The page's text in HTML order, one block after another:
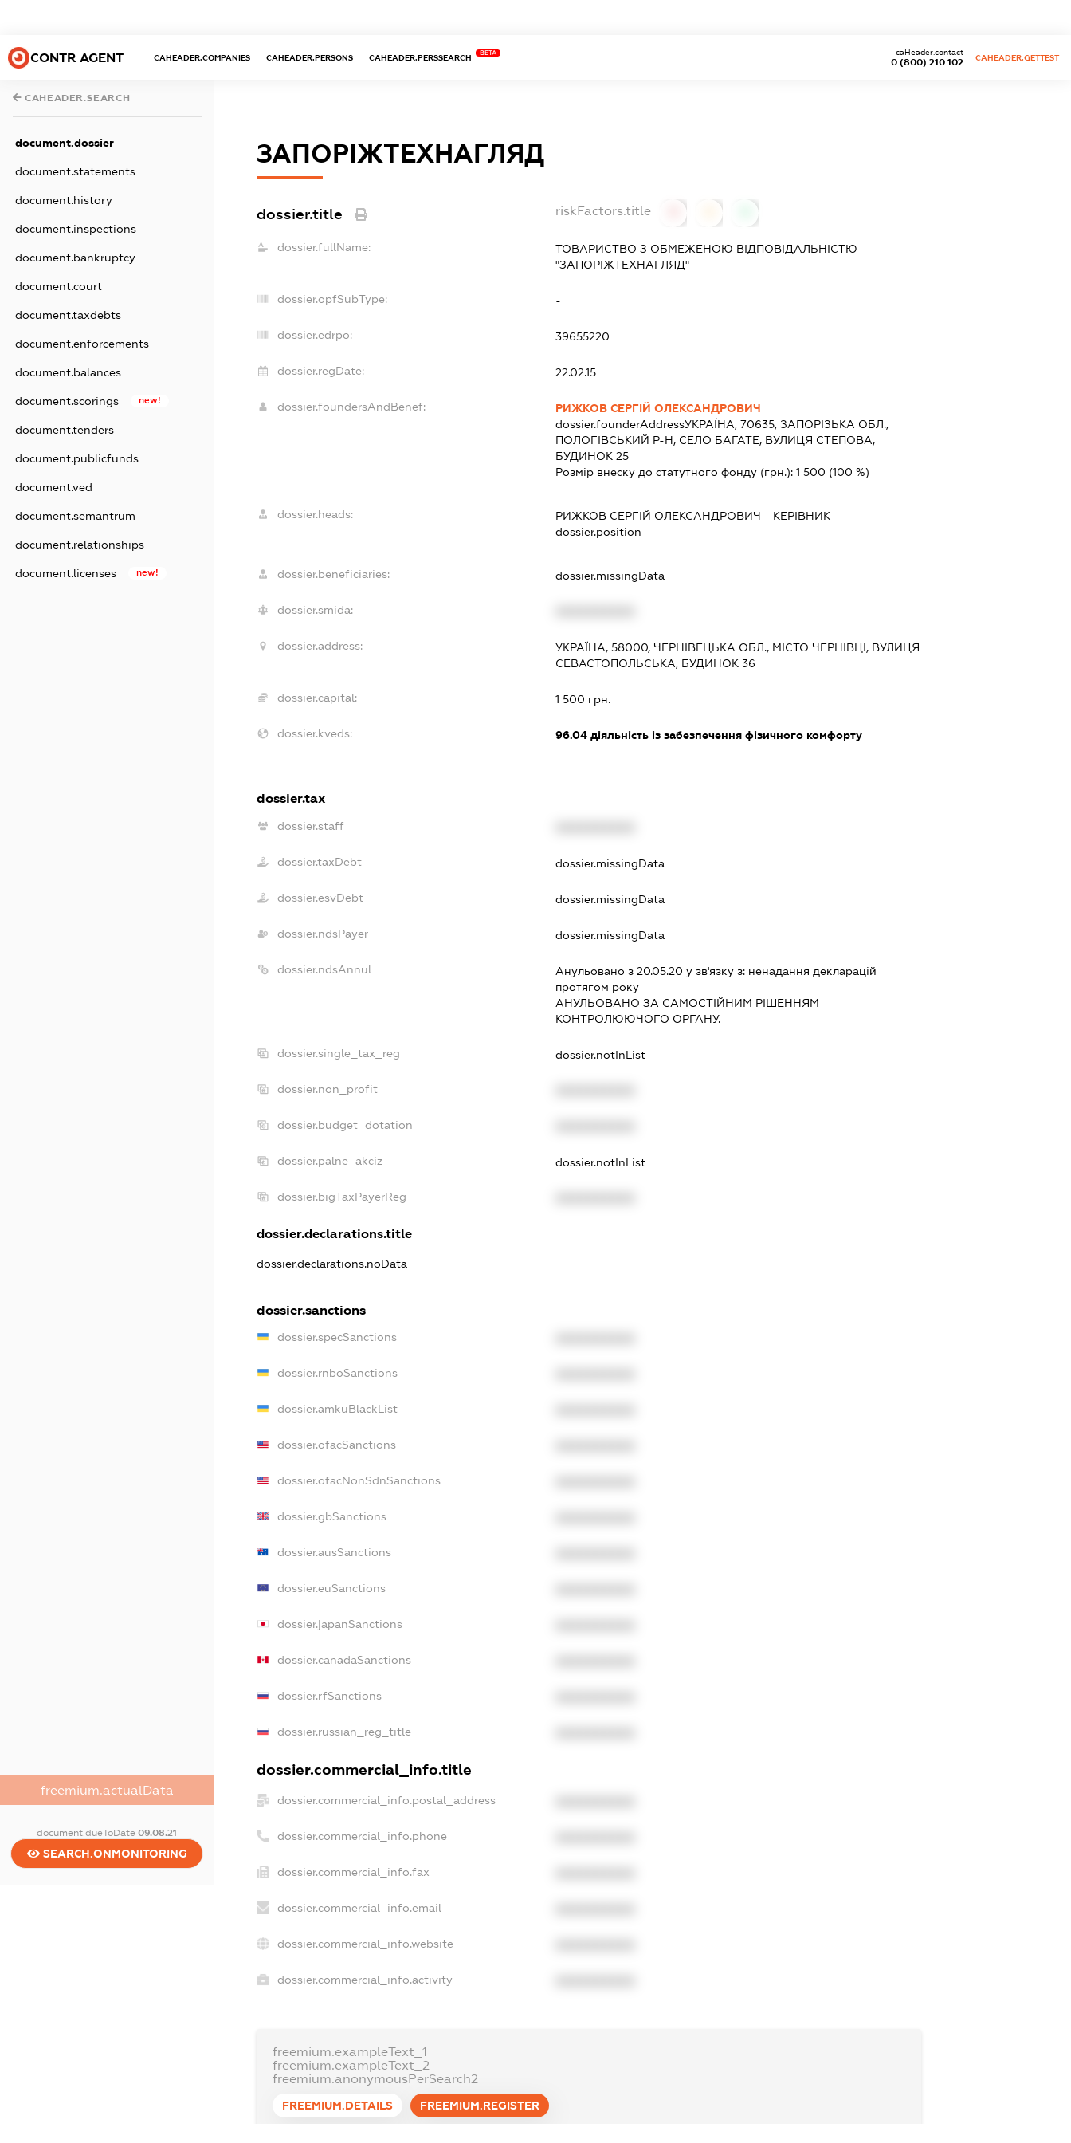
CONTR AGENT CAHEADER.COMPANIES CAHEADER.PERSONS CAHEADER.PERSSEARCH
BETA
0 (800) 210 102
caHeader.contact
CAHEADER.GETTEST
CAHEADER.SEARCH
document.dossier
document.statements
document.history
document.inspections
document.bankruptcy
document.court
document.taxdebts
document.enforcements
document.balances
document.scorings new!
document.tenders
document.publicfunds
document.ved
document.semantrum
document.relationships
document.licenses new!
freemium.actualData
document.dueToDate09.08.21
SEARCH.ONMONITORING
ЗАПОРІЖТЕХНАГЛЯД
dossier.title riskFactors.title
dossier.fullName:
ТОВАРИСТВО З ОБМЕЖЕНОЮ ВІДПОВІДАЛЬНІСТЮ
"ЗАПОРІЖТЕХНАГЛЯД"
dossier.opfSubType: -
dossier.edrpo: 39655220
dossier.regDate: 22.02.15
dossier.foundersAndBenef:
РИЖКОВ СЕРГІЙ ОЛЕКСАНДРОВИЧ
dossier.founderAddressУКРАЇНА, 70635, ЗАПОРІЗЬКА ОБЛ.,
ПОЛОГІВСЬКИЙ Р-Н, СЕЛО БАГАТЕ, ВУЛИЦЯ СТЕПОВА,
БУДИНОК 25
Розмір внеску до статутного фонду (грн.):1 500 (100 %)
dossier.heads: РИЖКОВ СЕРГІЙ ОЛЕКСАНДРОВИЧ - КЕРІВНИК
dossier.position -
dossier.beneficiaries: dossier.missingData
dossier.smida:
dossier.address:
УКРАЇНА, 58000, ЧЕРНІВЕЦЬКА ОБЛ., МІСТО ЧЕРНІВЦІ, ВУЛИЦЯ
СЕВАСТОПОЛЬСЬКА, БУДИНОК 36
dossier.capital: 1 500 грн.
dossier.kveds: 96.04 діяльність із забезпечення фізичного комфорту
dossier.tax
dossier.staff
dossier.taxDebt dossier.missingData
dossier.esvDebt dossier.missingData
dossier.ndsPayer dossier.missingData
dossier.ndsAnnul Анульовано з 20.05.20 у зв'язку з: ненадання декларацiй
протягом року
АНУЛЬОВАНО ЗА САМОСТIЙНИМ РIШЕННЯМ
КОНТРОЛЮЮЧОГО ОРГАНУ.
dossier.single_tax_reg dossier.notInList
dossier.non_profit
dossier.budget_dotation
dossier.palne_akciz dossier.notInList
dossier.bigTaxPayerReg
dossier.declarations.title
dossier.declarations.noData
dossier.sanctions
dossier.specSanctions
dossier.rnboSanctions
dossier.amkuBlackList
dossier.ofacSanctions
dossier.ofacNonSdnSanctions
dossier.gbSanctions
dossier.ausSanctions
dossier.euSanctions
dossier.japanSanctions
dossier.canadaSanctions
dossier.rfSanctions
dossier.russian_reg_title
dossier.commercial_info.title
dossier.commercial_info.postal_address
dossier.commercial_info.phone
dossier.commercial_info.fax
dossier.commercial_info.email
dossier.commercial_info.website
dossier.commercial_info.activity
freemium.exampleText_1
freemium.exampleText_2
freemium.anonymousPerSearch2
FREEMIUM.DETAILS FREEMIUM.REGISTER